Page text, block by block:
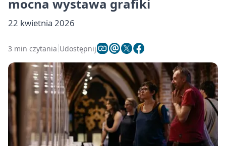
mocna wystawa grafiki
22 kwietnia 2026
3 min czytania Udostępnij